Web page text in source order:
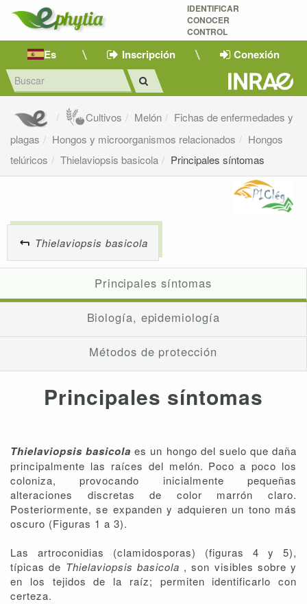
IDENTIFICAR
CONOCER
CONTROL
Es Inscripción Conexión
Cultivos Melón
Fichas de enfermedades y
plagas
Hongos y microorganismos relacionados
Hongos
telúricos
Thielaviopsis basicola Principales síntomas
Thielaviopsis basicola
Principales síntomas
Biología, epidemiología
Métodos de protección
Principales síntomas
Thielaviopsis basicolaes un hongo del suelo que daña
principalmente las raíces del melón. Poco a poco los
coloniza, provocando inicialmente pequeñas
alteraciones discretas de color marrón claro.
Posteriormente, se expanden y adquieren un tono más
oscuro (Figuras 1 a 3).
Las artroconidias (clamidosporas) (figuras 4 y 5),
típicas de Thielaviopsis basicola , son visibles sobre y
en los tejidos de la raíz; permiten identificarlo con
certeza.